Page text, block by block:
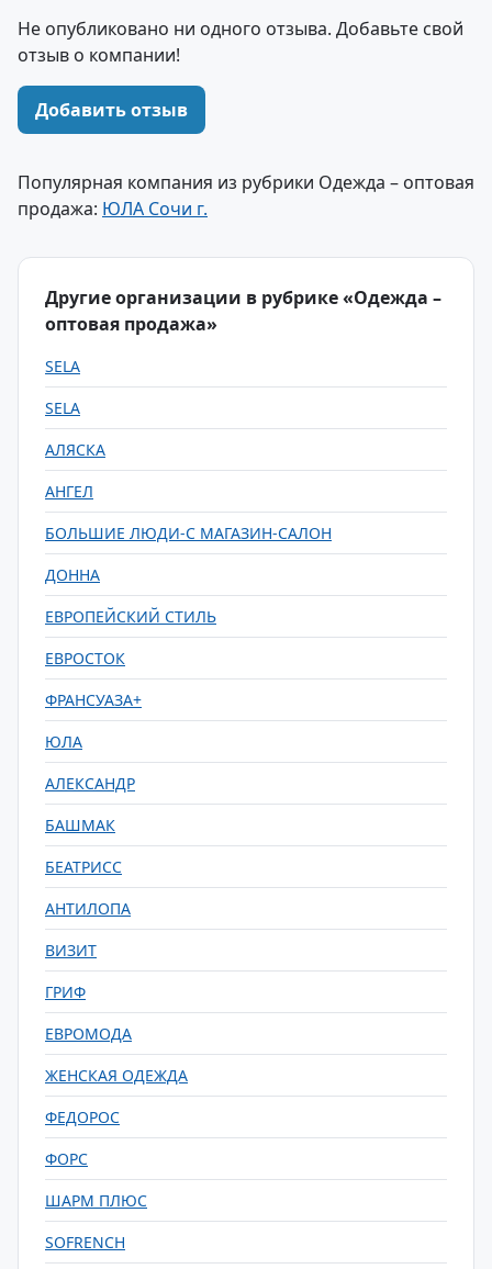
Не опубликовано ни одного отзыва. Добавьте свой
отзыв о компании!
Добавить отзыв
Популярная компания из рубрики Одежда – оптовая
продажа: ЮЛА Сочи г.
Другие организации в рубрике «Одежда –
оптовая продажа»
SELA
SELA
АЛЯСКА
АНГЕЛ
БОЛЬШИЕ ЛЮДИ-С МАГАЗИН-САЛОН
ДОННА
ЕВРОПЕЙСКИЙ СТИЛЬ
ЕВРОСТОК
ФРАНСУАЗА+
ЮЛА
АЛЕКСАНДР
БАШМАК
БЕАТРИСС
АНТИЛОПА
ВИЗИТ
ГРИФ
ЕВРОМОДА
ЖЕНСКАЯ ОДЕЖДА
ФЕДОРОС
ФОРС
ШАРМ ПЛЮС
SOFRENCH